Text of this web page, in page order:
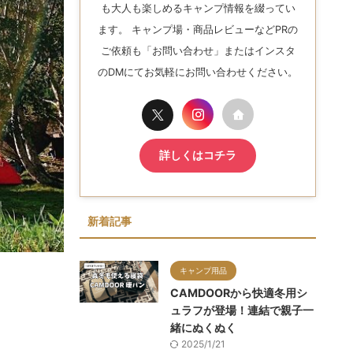
も大人も楽しめるキャンプ情報を綴ってい
ます。 キャンプ場・商品レビューなどPRの
ご依頼も「お問い合わせ」またはインスタ
のDMにてお気軽にお問い合わせください。
詳しくはコチラ
新着記事
キャンプ用品
CAMDOORから快適冬用シ
ュラフが登場！連結で親子一
緒にぬくぬく
2025/1/21